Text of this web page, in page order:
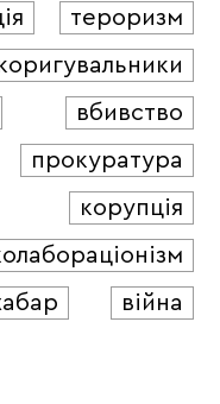
тероризм
вбивство
прокуратура
корупція
війна